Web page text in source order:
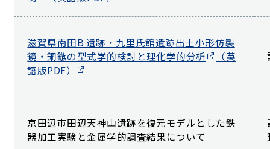
滋賀県南田B 遺跡・九里氏館遺跡出土小形仿製
鏡・銅鏃の型式学的検討と理化学的分析
（英
語版PDF）
京田辺市田辺天神山遺跡を復元モデルとした鉄
器加工実験と金属学的調査結果について